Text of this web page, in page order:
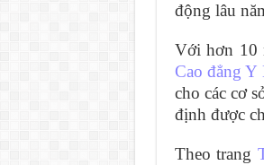
động lâu
Với hơn 10
Cao đẳng Y
cho các cơ
định được
Theo trang